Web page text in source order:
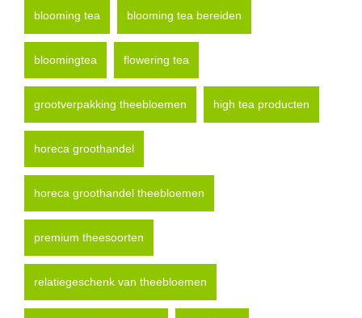
blooming tea blooming tea bereiden
bloomingtea flowering tea
grootverpakking theebloemen high tea producten
horeca groothandel
horeca groothandel theebloemen
premium theesoorten
relatiegeschenk van theebloemen